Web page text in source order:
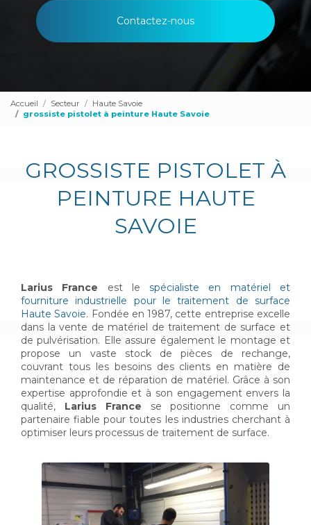
Contactez-nous
Accueil Secteur
Haute Savoie
grossiste pistolet à peinture Haute Savoie
GROSSISTE PISTOLET À
PEINTURE HAUTE
SAVOIE
Larius France est lespécialiste en matériel et
fourniture industrielle pour le traitement de surface
Haute Savoie. Fondée en 1987, cette entreprise excelle
dans la vente de matériel de traitement de surface et
de pulvérisation. Elle assure également le montage et
propose un vaste stock de pièces de rechange,
couvrant tous les besoins des clients en matière de
maintenance et de réparation de matériel. Grâce à son
expertise approfondie et à son engagement envers la
qualité, Larius France se positionne comme un
partenaire fiable pour toutes les industries cherchant à
optimiser leurs processus de traitement de surface.